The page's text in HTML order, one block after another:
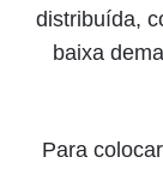
distribuída,
baixa
Para